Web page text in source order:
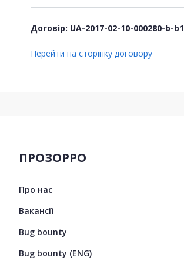
Договір: UA-2017-02-10-000280-b-b1
Перейти на сторінку договору
ПРОЗОРРО
Про нас
Вакансії
Bug bounty
Bug bounty (ENG)